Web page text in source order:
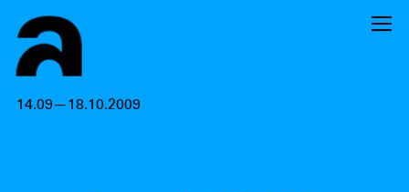
14.09—18.10.2009